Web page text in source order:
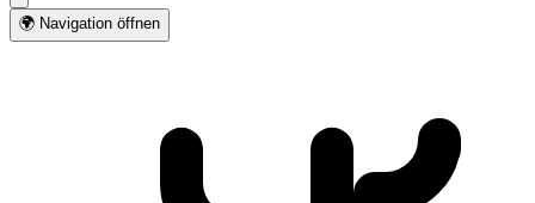
🌍 Navigation öffnen